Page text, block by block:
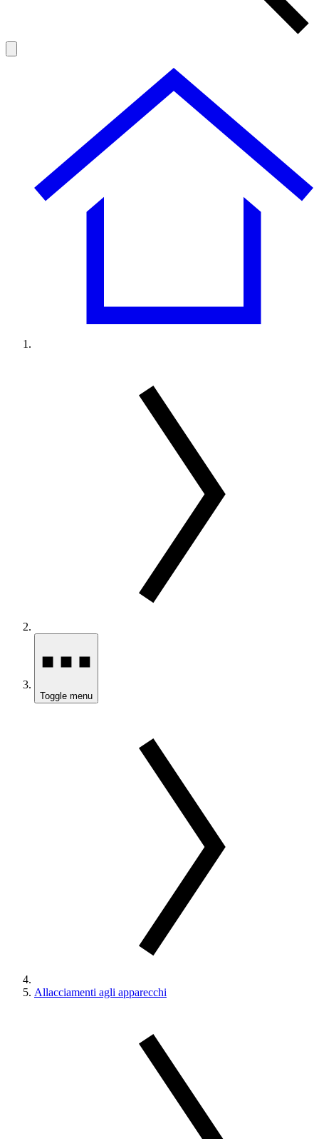
Toggle menu
Allacciamenti agli apparecchi